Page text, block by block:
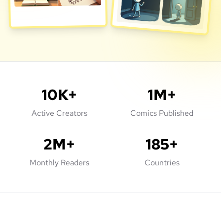
10K+
Active Creators
1M+
Comics Published
2M+
Monthly Readers
185+
Countries